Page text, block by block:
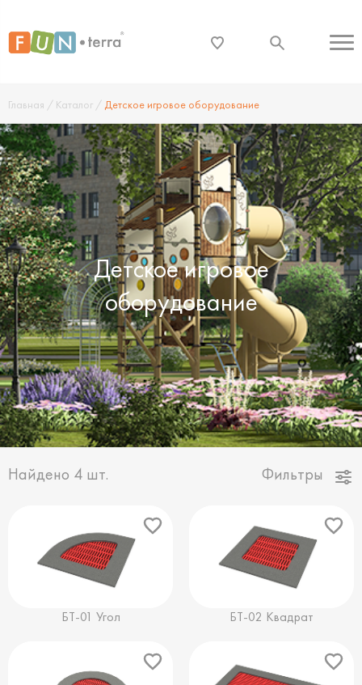
Главная / Каталог / Детское игровое оборудование
Детское игровое
оборудование
Фильтры
Найдено 4 шт.
БТ-01 Угол БТ-02 Квадрат